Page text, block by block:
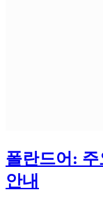
폴란드어:
안내